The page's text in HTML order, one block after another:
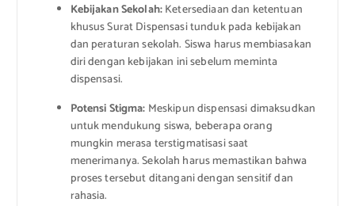
Kebijakan Sekolah:Ketersediaan dan ketentuan
khusus Surat Dispensasi tunduk pada kebijakan
dan peraturan sekolah. Siswa harus membiasakan
diri dengan kebijakan ini sebelum meminta
dispensasi.
Potensi Stigma: Meskipun dispensasi dimaksudkan
untuk mendukung siswa, beberapa orang
mungkin merasa terstigmatisasi saat
menerimanya. Sekolah harus memastikan bahwa
proses tersebut ditangani dengan sensitif dan
rahasia.